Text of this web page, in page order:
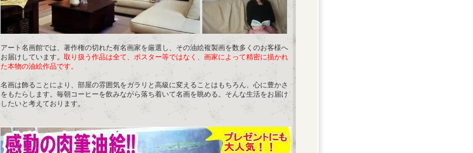
アート名画館では、著作権の切れた有名画家を厳選し、その油絵複製画を数多くのお客様へ
お届けしています。 取り扱う作品は全て、ポスター等ではなく、画家によって精密に描かれ
た本物の油絵作品です。
名画は飾ることにより、部屋の雰囲気をガラリと高級に変えることはもちろん、心に豊かさ
をもたらします。毎朝コーヒーを飲みながら落ち着いて名画を眺める。そんな生活をお届け
したいと考えております。